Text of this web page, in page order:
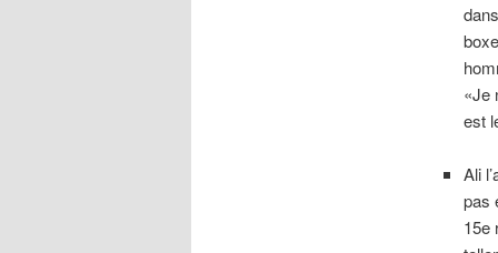
«Je
est
Ali
pas
15e